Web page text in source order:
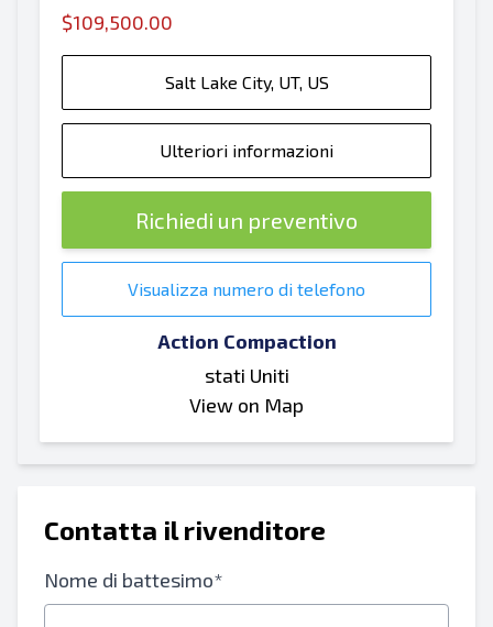
$109,500.00
Salt Lake City, UT, US
Ulteriori informazioni
Richiedi un preventivo
Visualizza numero di telefono
Action Compaction
stati Uniti
View on Map
Contatta il rivenditore
Nome di battesimo*